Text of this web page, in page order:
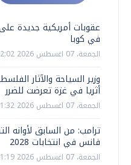
في كوبا
الجمعة، 07 اغسطس 2026 02:02 ص
أثريا في غزة تعرضت للضرر
الجمعة، 07 اغسطس 2026 01:32 ص
ترامب: من السابق لأوانه
فانس في انتخابات 2028
الجمعة، 07 اغسطس 2026 01:19 ص